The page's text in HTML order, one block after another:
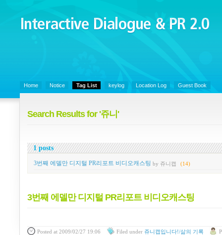
Interactive Dialogue &
PR 2.0
Home Notice Tag List keylog Location Log Guest Book
Search Results for '쥬니'
1 posts
3번째 에델만 디지털 PR리포트 비디오캐스팅 by 쥬니캡 (14)
3번째 에델만 디지털 PR리포트 비디오캐스팅
Posted at 2009/02/27 19:06 Filed under 쥬니캡입니다!/삶의 기록